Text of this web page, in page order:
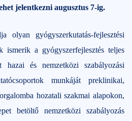
jelentkezni augusztus 7-ig.
olyan gyógyszerkutatás-fejlesztési
ismerik a gyógyszerfejlesztés teljes
hazai és nemzetközi szabályozási
munkáját preklinikai,
hozatali szakmai alapokon,
betöltő nemzetközi szabályozás